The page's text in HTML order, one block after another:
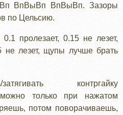
ВпВыВп ВпВыВп. Зазоры
по Цельсию.
пролезает, 0.15 не лезет,
не лезет, щупы лучше брать
контргайку
можно только при нажатом
потом поворачиваешь,